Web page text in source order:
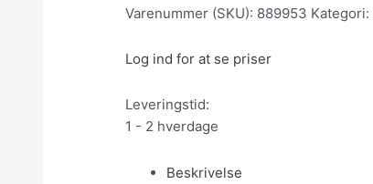
Varenummer (SKU): 889953 Kategori:
Log ind for at se priser
Leveringstid:
1 - 2 hverdage
Beskrivelse